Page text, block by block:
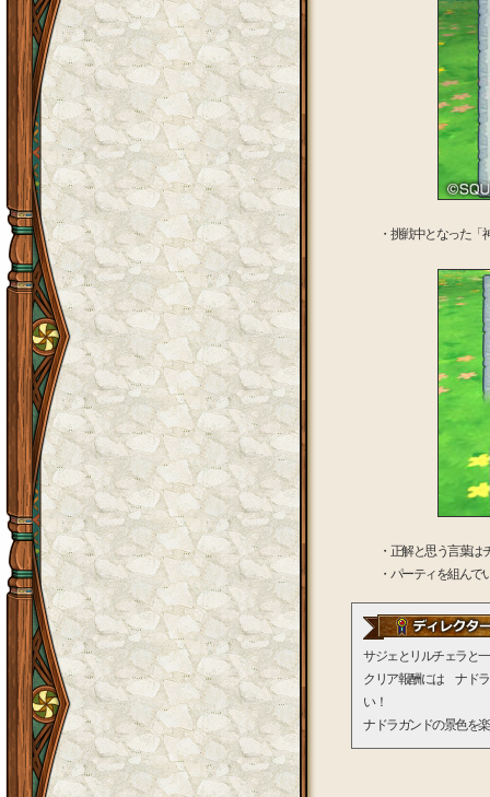
・挑戦中となった
・正解と思う言葉
・パーティを組ん
サジェとリルチェラと
クリア報酬には ナド
い！
ナドラガンドの景色を